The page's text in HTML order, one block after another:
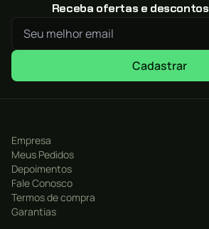
Receba ofertas e
Cadastrar
Empresa
Meus Pedidos
Depoimentos
Fale Conosco
Termos de compra
Garantias